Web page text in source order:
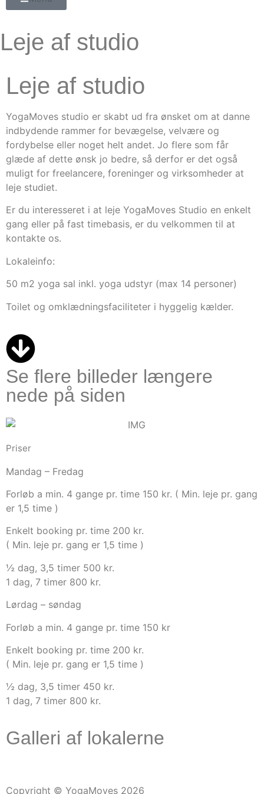
Leje af studio
Leje af studio
YogaMoves studio er skabt ud fra ønsket om at danne
indbydende rammer for bevægelse, velvære og
fordybelse eller noget helt andet. Jo flere som får
glæde af dette ønsk jo bedre, så derfor er det også
muligt for freelancere, foreninger og virksomheder at
leje studiet.
Er du interesseret i at leje YogaMoves Studio en enkelt
gang eller på fast timebasis, er du velkommen til at
kontakte os.
Lokaleinfo:
50 m2 yoga sal inkl. yoga udstyr (max 14 personer)
Toilet og omklædningsfaciliteter i hyggelig kælder.
Se flere billeder længere
nede på siden
Priser
Mandag – Fredag
Forløb a min. 4 gange pr. time 150 kr. ( Min. leje pr. gang
er 1,5 time )
Enkelt booking pr. time 200 kr.
( Min. leje pr. gang er 1,5 time )
½ dag, 3,5 timer 500 kr.
1 dag, 7 timer 800 kr.
Lørdag – søndag
Forløb a min. 4 gange pr. time 150 kr
Enkelt booking pr. time 200 kr.
( Min. leje pr. gang er 1,5 time )
½ dag, 3,5 timer 450 kr.
1 dag, 7 timer 800 kr.
Galleri af lokalerne
Copyright © YogaMoves 2026